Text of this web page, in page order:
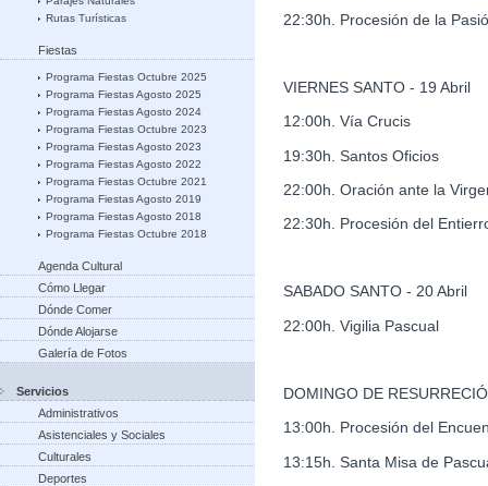
Rutas Turísticas
Fiestas
Programa Fiestas Octubre 2025
Programa Fiestas Agosto 2025
Programa Fiestas Agosto 2024
Programa Fiestas Octubre 2023
Programa Fiestas Agosto 2023
Programa Fiestas Agosto 2022
Programa Fiestas Octubre 2021
Programa Fiestas Agosto 2019
Programa Fiestas Agosto 2018
Programa Fiestas Octubre 2018
Agenda Cultural
Cómo Llegar
Dónde Comer
Dónde Alojarse
Galería de Fotos
Servicios
Administrativos
Asistenciales y Sociales
Culturales
Deportes
22:30h. Procesión de la
VIERNES SANTO - 19 Abril
12:00h. Vía Crucis
19:30h. Santos Oficios
22:00h. Oración ante la
22:30h. Procesión del
SABADO SANTO - 20 Abril
22:00h. Vigilia Pascual
DOMINGO DE
13:00h. Procesión del
13:15h. Santa Misa de